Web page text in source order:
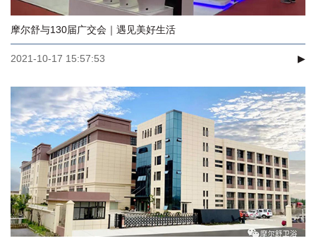
摩尔舒与130届广交会｜遇见美好生活
2021-10-17 15:57:53 ▶